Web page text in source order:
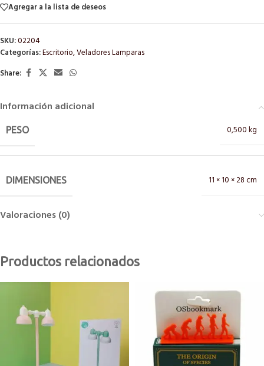
Agregar a la lista de deseos
SKU:02204
Categorías:Escritorio,Veladores Lamparas
Share:
Información adicional
PESO 0,500 kg
DIMENSIONES 11 × 10 × 28 cm
Valoraciones (0)
Productos relacionados